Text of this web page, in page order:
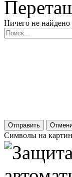
Ничего не найдено
Отправить
Символы на